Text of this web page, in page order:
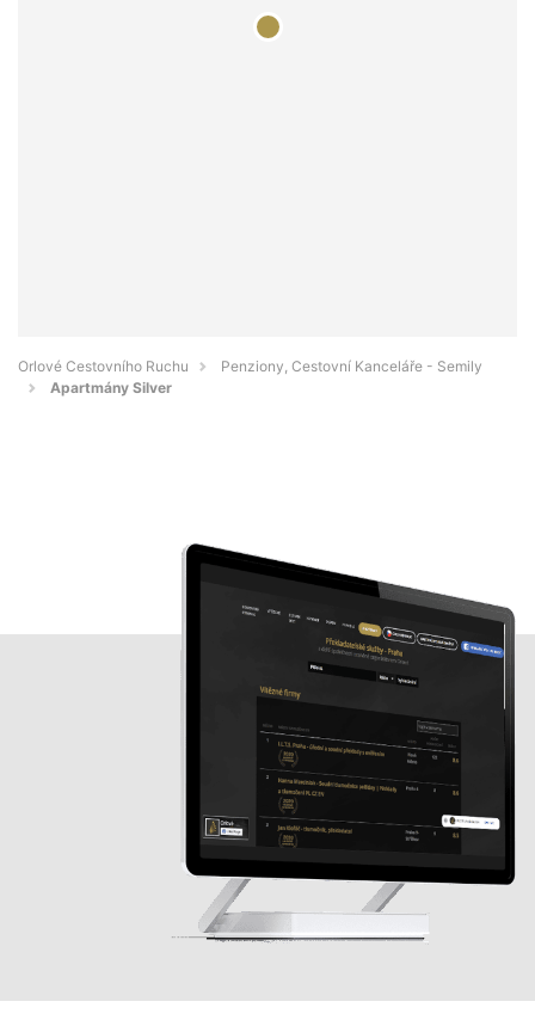
Orlové Cestovního Ruchu
Penziony, Cestovní Kanceláře - Semily
Apartmány Silver